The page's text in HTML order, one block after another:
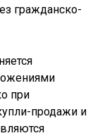
гражданско-
при
продажи и